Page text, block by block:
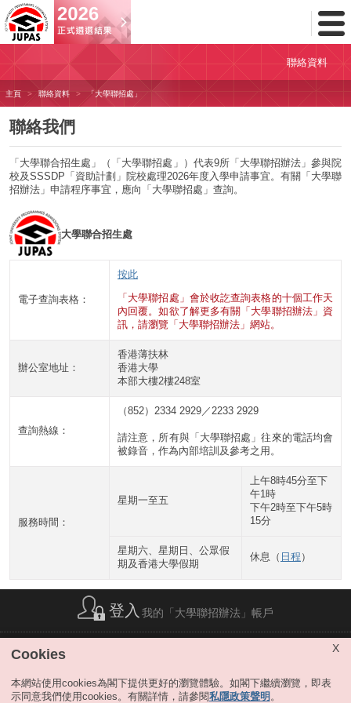
Toggle
Menu
聯絡資料
主頁 聯絡資料 「大學聯招處」
聯絡我們
「大學聯合招生處」（「大學聯招處」）代表9所「大學聯招辦法」參與院
校及SSSDP「資助計劃」院校處理2026年度入學申請事宜。有關「大學聯
招辦法」申請程序事宜，應向「大學聯招處」查詢。
大學聯合招生處
電子查詢表格：
按此
「大學聯招處」會於收訖查詢表格的十個工作天
內回覆。如欲了解更多有關「大學聯招辦法」資
訊，請瀏覽「大學聯招辦法」網站。
辦公室地址：
香港薄扶林
香港大學
本部大樓2樓248室
查詢熱線：
（852）2334 2929／2233 2929
請注意，所有與「大學聯招處」往來的電話均會
被錄音，作為內部培訓及參考之用。
服務時間：
星期一至五
上午8時45分至下
午1時
下午2時至下午5時
15分
星期六、星期日、公眾假
期及香港大學假期
休息（ 日程 ）
登入 我的「大學聯招辦法」帳戶
X
Cookies
本網站使用cookies為閣下提供更好的瀏覽體驗。如閣下繼續瀏覽，即表
示同意我們使用cookies。有關詳情，請參閱私隱政策聲明 。